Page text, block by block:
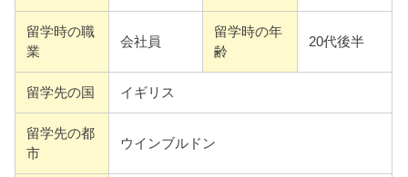
留学時の職
業
会社員
留学時の年
齢
20代後半
留学先の国 イギリス
留学先の都
市
ウインブルドン